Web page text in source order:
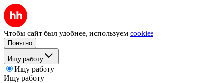
Чтобы сайт был удобнее, используем cookies
Понятно
Ищу работу
Ищу работу
Ищу работу